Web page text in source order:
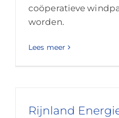
coöperatieve
worden.
Lees meer
Rijnland